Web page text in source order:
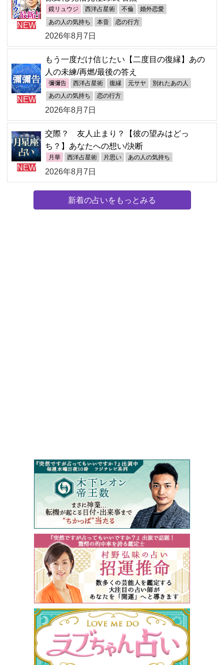
NEW
鏡リュウジ 西洋占星術 不倫 婚外恋愛
あの人の気持ち 本音 恋の行方
2026年8月7日
NEW
もう一度だけ信じたい【二度目の復縁】あの
人の未練/再燃/最後の答え
彌彌告 西洋占星術 復縁 元サヤ 別れたあの人
あの人の気持ち 恋の行方
2026年8月7日
NEW
交際？ 友人止まり？【彼の望みはどっ
ち？】あなたへの想い/決断
月華 西洋占星術 片思い あの人の気持ち
2026年8月7日
新着の占いをもっとみる